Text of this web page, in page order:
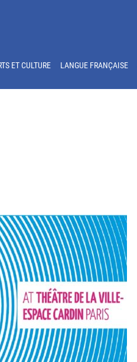
ET CULTURE LANGUE FRANÇAISE